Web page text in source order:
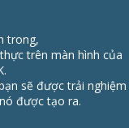
trong,
trên màn hình của
sẽ được trải nghiệm
được tạo ra.